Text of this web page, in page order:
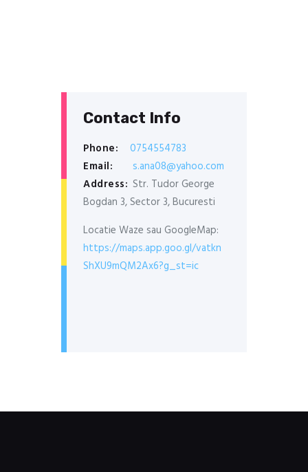
Contact Info
Phone:
0754554783
Email:
s.ana08@yahoo.com
Address: Str. Tudor George
Bogdan 3, Sector 3, Bucuresti
Locatie Waze sau GoogleMap:
https://maps.app.goo.gl/vatkn
ShXU9mQM2Ax6?g_st=ic